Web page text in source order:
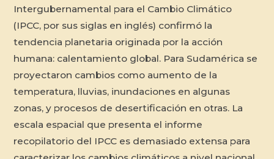
Intergubernamental para el Cambio Climático
(IPCC, por sus siglas en inglés) confirmó la
tendencia planetaria originada por la acción
humana: calentamiento global. Para Sudamérica se
proyectaron cambios como aumento de la
temperatura, lluvias, inundaciones en algunas
zonas, y procesos de desertificación en otras. La
escala espacial que presenta el informe
recopilatorio del IPCC es demasiado extensa para